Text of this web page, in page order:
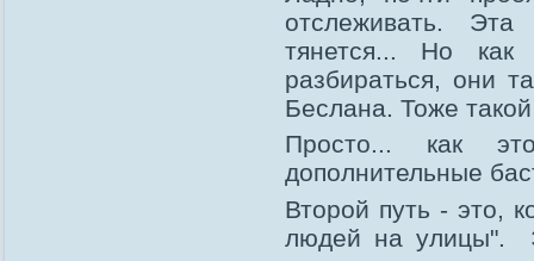
отслеживать.
тянется... Но
разбираться, они
Беслана. Тоже
Просто... как
дополнительные
Второй путь - это,
людей на улицы".